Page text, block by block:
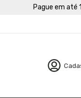
Pague em até